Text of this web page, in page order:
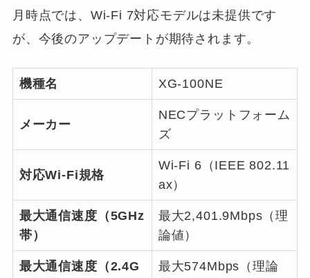
月時点では、Wi-Fi 7対応モデルは未提供です
が、今後のアップデートが期待されます。
機種名 XG-100NE
メーカー
NECプラットフォーム
ズ
対応Wi-Fi規格
Wi-Fi 6（IEEE 802.11
ax）
最大通信速度（5GHz
帯）
最大2,401.9Mbps（理
論値）
最大通信速度（2.4G
最大574Mbps（理論